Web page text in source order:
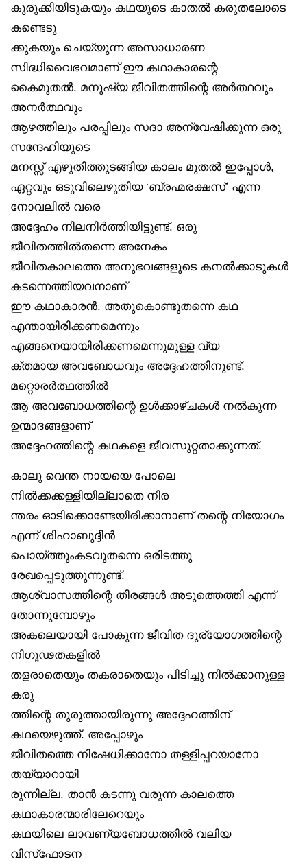
കുരുക്കിയിടുകയും കഥയുടെ കാതൽ കരുതലോടെ
കണ്ടെടു
ക്കുകയും ചെയ്യുന്ന അസാധാരണ
സിദ്ധിവൈഭവമാണ് ഈ കഥാകാരന്റെ
കൈമുതൽ. മനുഷ്യ ജീവിതത്തിന്റെ അർത്ഥവും
അനർത്ഥവും
ആഴത്തിലും പരപ്പിലും സദാ അന്വേഷിക്കുന്ന ഒരു
സന്ദേഹിയുടെ
മനസ്സ് എഴുതിത്തുടങ്ങിയ കാലം മുതൽ ഇപ്പോൾ,
ഏറ്റവും ഒടുവിലെഴുതിയ ‘ബ്രഹ്മരക്ഷസ്’ എന്ന
നോവലിൽ വരെ
അദ്ദേഹം നിലനിർത്തിയിട്ടുണ്ട്. ഒരു
ജീവിതത്തിൽതന്നെ അനേകം
ജീവിതകാലത്തെ അനുഭവങ്ങളുടെ കനൽക്കാടുകൾ
കടന്നെത്തിയവനാണ്
ഈ കഥാകാരൻ. അതുകൊണ്ടുതന്നെ കഥ
എന്തായിരിക്കണമെന്നും
എങ്ങനെയായിരിക്കണമെന്നുമുള്ള വ്യ
ക്തമായ അവബോധവും അദ്ദേഹത്തിനുണ്ട്.
മറ്റൊരർത്ഥത്തിൽ
ആ അവബോധത്തിന്റെ ഉൾക്കാഴ്ചകൾ നൽകുന്ന
ഉന്മാദങ്ങളാണ്
അദ്ദേഹത്തിന്റെ കഥകളെ ജീവസുറ്റതാക്കുന്നത്.
കാലു വെന്ത നായയെ പോലെ
നിൽക്കക്കള്ളിയില്ലാതെ നിര
ന്തരം ഓടിക്കൊണ്ടേയിരിക്കാനാണ് തന്റെ നിയോഗം
എന്ന് ശിഹാബുദ്ദീൻ
പൊയ്ത്തുംകടവുതന്നെ ഒരിടത്തു
രേഖപ്പെടുത്തുന്നുണ്ട്.
ആശ്വാസത്തിന്റെ തീരങ്ങൾ അടുത്തെത്തി എന്ന്
തോന്നുമ്പോഴും
അകലെയായി പോകുന്ന ജീവിത ദുര്യോഗത്തിന്റെ
നിഗൂഢതകളിൽ
തളരാതെയും തകരാതെയും പിടിച്ചു നിൽക്കാനുള്ള
കരു
ത്തിന്റെ തുരുത്തായിരുന്നു അദ്ദേഹത്തിന്
കഥയെഴുത്ത്. അപ്പോഴും
ജീവിതത്തെ നിഷേധിക്കാനോ തള്ളിപ്പറയാനോ
തയ്യാറായി
രുന്നില്ല. താൻ കടന്നു വരുന്ന കാലത്തെ
കഥാകാരന്മാരിലേറെയും
കഥയിലെ ലാവണ്യബോധത്തിൽ വലിയ
വിസ്‌ഫോടന